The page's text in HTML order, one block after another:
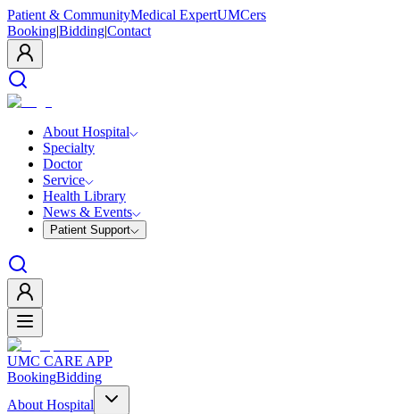
Patient & CommunityMedical ExpertUMCers
Booking|Bidding|Contact
About Hospital
Specialty
Doctor
Service
Health Library
News & Events
Patient Support
UMC CARE APP
BookingBidding
About Hospital